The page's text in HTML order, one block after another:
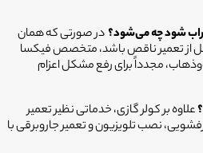
در صورتی که همان
از تعمیر ناقص باشد، متخصص فیکسا
مجدداً برای رفع مشکل اعزام
علاوه بر کولر گازی، خدماتی نظیر تعمیر
نصب تلویزیون و تعمیر جاروبرقی با